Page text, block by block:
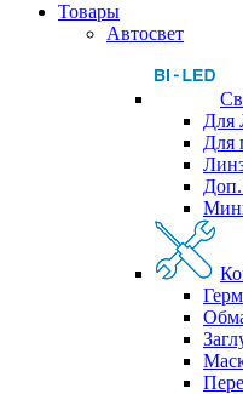
Товары
Автосвет
Для
Для
Доп.